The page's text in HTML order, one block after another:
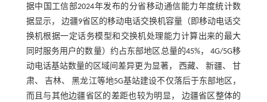
据中国工信部2024年发布的分省移动通信能力年度统计数
据显示， 边疆9省区的移动电话交换机容量（即移动电话交
换机根据一定话务模型和交换机处理能力计算出来的最大
同时服务用户的数量）约占东部地区总量的45%， 4G/5G移
动电话基站数量的区域间差异更为显著， 西藏、 新疆、 甘
肃、 吉林、 黑龙江等地5G基站建设不仅落后于东部地区，
而且与其他边疆省区的差距也较为明显， 边疆省区整体的